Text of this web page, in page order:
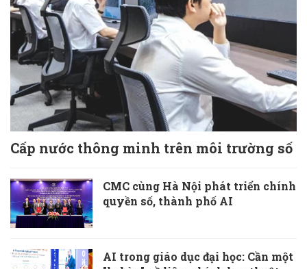
Cấp nước thông minh trên môi trường số
CMC cùng Hà Nội phát triển chính
quyền số, thành phố AI
AI trong giáo dục đại học: Cần một